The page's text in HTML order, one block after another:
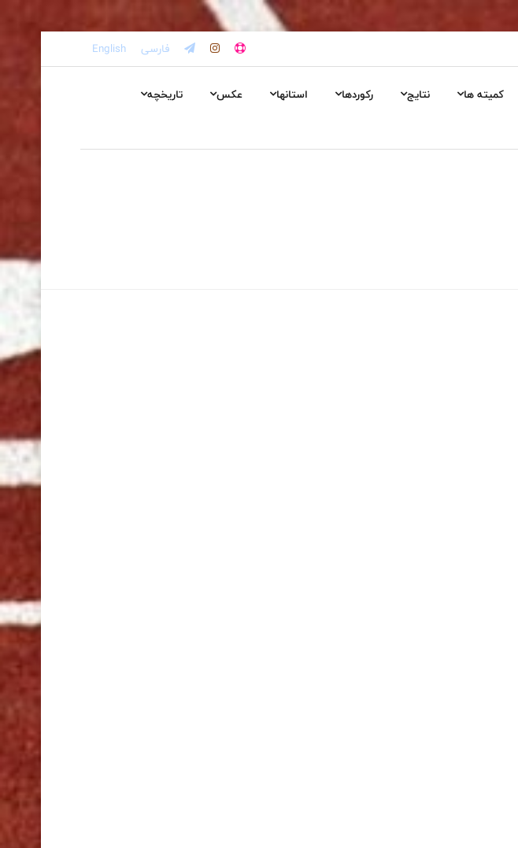
فارسی English
کمیته ها نتایج رکوردها استانها عکس تاریخچه